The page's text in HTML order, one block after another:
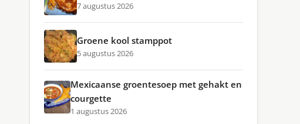
7 augustus 2026
Groene kool stamppot
5 augustus 2026
Mexicaanse groentesoep met gehakt en
courgette
1 augustus 2026